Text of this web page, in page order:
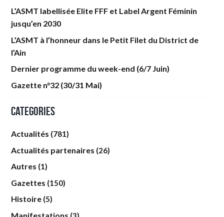
L’ASMT labellisée Elite FFF et Label Argent Féminin
jusqu’en 2030
L’ASMT à l’honneur dans le Petit Filet du District de
l’Ain
Dernier programme du week-end (6/7 Juin)
Gazette n°32 (30/31 Mai)
Categories
Actualités (781)
Actualités partenaires (26)
Autres (1)
Gazettes (150)
Histoire (5)